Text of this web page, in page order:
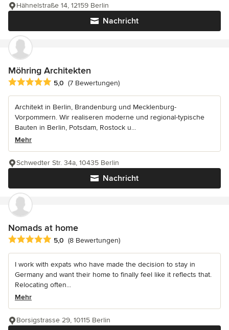
Nachricht
Hähnelstraße 14, 12159 Berlin
Möhring Architekten
Durchschnittliche Bewertung: 5 von 5 Sternen
5,0 (7 Bewertungen)
Architekt in Berlin, Brandenburg und Mecklenburg-
Vorpommern. Wir realiseren moderne und regional-typische
Bauten in Berlin, Potsdam, Rostock u...
Mehr
Nachricht
Schwedter Str. 34a, 10435 Berlin
Nomads at home
Durchschnittliche Bewertung: 5 von 5 Sternen
5,0 (8 Bewertungen)
I work with expats who have made the decision to stay in
Germany and want their home to finally feel like it reflects that.
Relocating often...
Mehr
Borsigstrasse 29, 10115 Berlin